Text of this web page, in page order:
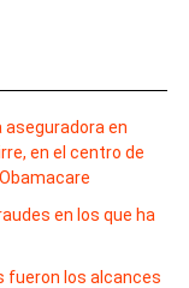
aseguradora en
en el centro de
en los que ha
fueron los alcances